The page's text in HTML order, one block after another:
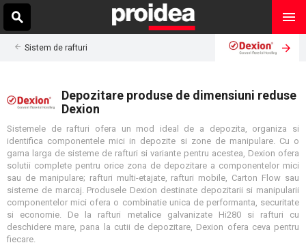
Sistem de rafturi
Depozitare produse de dimensiuni reduse
Dexion
Sistemele de rafturi ofera un mod ideal de a depozita, organiza si
identifica componentele mici in depozite si zone de manipulare. Cu o
gama larga de sisteme de rafturi si variante pentru acestea, Dexion ofera
solutii complete pentru orice zona de depozitare a componentelor mici
sau de manipulare; rafturi multi-etajate, rafturi mobile, Carton Flow sau
sisteme de marcaj. Produsele Dexion destinate depozitarii si manipularii
componentelor mici ofera o combinatie unica de performanta, securitate
si economie. De la rafturi metalice galvanizate Hi280 si rafturi cu
deschidere mare, pana la cutii de depozitare, Dexion ofera ceva pentru
fiecare.